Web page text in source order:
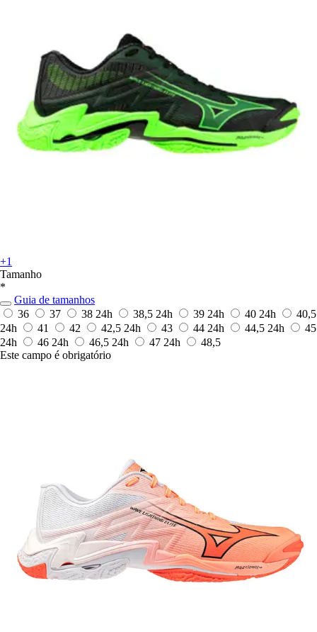
+1
Tamanho
*
Guia de tamanhos
36
37 38 24h 38,5 24h 39 24h 40 24h
40,5
24h
41 42 42,5 24h 43 44 24h 44,5 24h
45
24h
46 24h 46,5 24h 47 24h
48,5
Este campo é obrigatório